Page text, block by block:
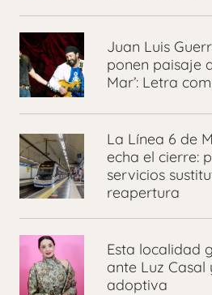
Juan Luis
ponen paisaje
Mar’: Letra
La Línea 6 de
echa el cierre:
servicios
reapertura
Esta localidad
ante Luz
adoptiva